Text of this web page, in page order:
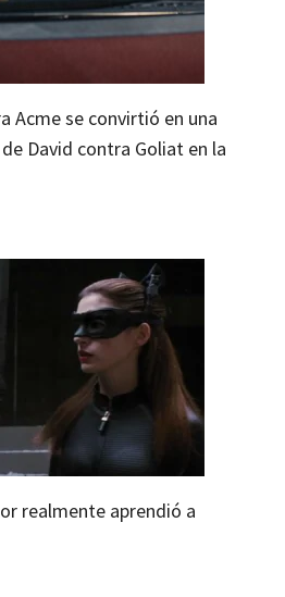
Acme se convirtió en una
David contra Goliat en la
realmente aprendió a